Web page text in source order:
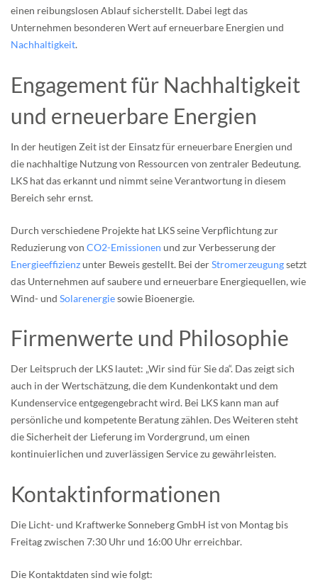
einen reibungslosen Ablauf sicherstellt. Dabei legt das
Unternehmen besonderen Wert auf erneuerbare Energien und
Nachhaltigkeit.
Engagement für Nachhaltigkeit
und erneuerbare Energien
In der heutigen Zeit ist der Einsatz für erneuerbare Energien und
die nachhaltige Nutzung von Ressourcen von zentraler Bedeutung.
LKS hat das erkannt und nimmt seine Verantwortung in diesem
Bereich sehr ernst.
Durch verschiedene Projekte hat LKS seine Verpflichtung zur
Reduzierung von CO2-Emissionen und zur Verbesserung der
Energieeffizienzunter Beweis gestellt. Bei derStromerzeugungsetzt
das Unternehmen auf saubere und erneuerbare Energiequellen, wie
Wind- und Solarenergiesowie Bioenergie.
Firmenwerte und Philosophie
Der Leitspruch der LKS lautet: „Wir sind für Sie da“. Das zeigt sich
auch in der Wertschätzung, die dem Kundenkontakt und dem
Kundenservice entgegengebracht wird. Bei LKS kann man auf
persönliche und kompetente Beratung zählen. Des Weiteren steht
die Sicherheit der Lieferung im Vordergrund, um einen
kontinuierlichen und zuverlässigen Service zu gewährleisten.
Kontaktinformationen
Die Licht- und Kraftwerke Sonneberg GmbH ist von Montag bis
Freitag zwischen 7:30 Uhr und 16:00 Uhr erreichbar.
Die Kontaktdaten sind wie folgt: